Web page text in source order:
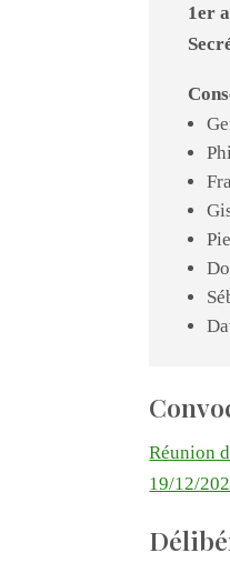
1er
Réunion
19/12/